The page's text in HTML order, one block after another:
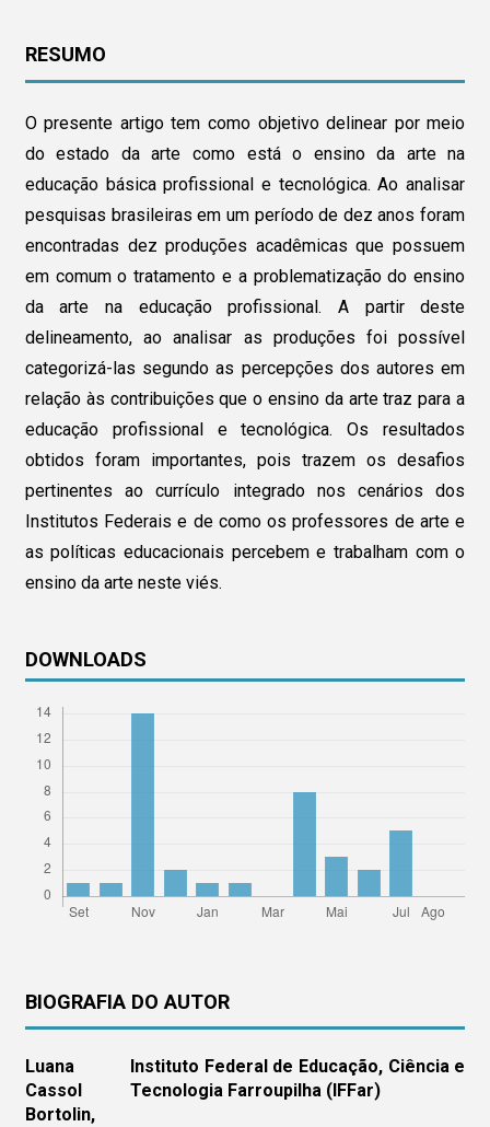
RESUMO
O presente artigo tem como objetivo delinear por meio
do estado da arte como está o ensino da arte na
educação básica profissional e tecnológica. Ao analisar
pesquisas brasileiras em um período de dez anos foram
encontradas dez produções acadêmicas que possuem
em comum o tratamento e a problematização do ensino
da arte na educação profissional. A partir deste
delineamento, ao analisar as produções foi possível
categorizá-las segundo as percepções dos autores em
relação às contribuições que o ensino da arte traz para a
educação profissional e tecnológica. Os resultados
obtidos foram importantes, pois trazem os desafios
pertinentes ao currículo integrado nos cenários dos
Institutos Federais e de como os professores de arte e
as políticas educacionais percebem e trabalham com o
ensino da arte neste viés.
DOWNLOADS
BIOGRAFIA DO AUTOR
Luana
Cassol
Bortolin,
Instituto Federal de Educação, Ciência e
Tecnologia Farroupilha (IFFar)